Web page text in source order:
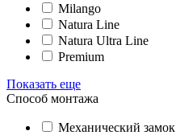
Milango
Natura Line
Natura Ultra Line
Premium
Показать еще
Способ монтажа
Механический замок